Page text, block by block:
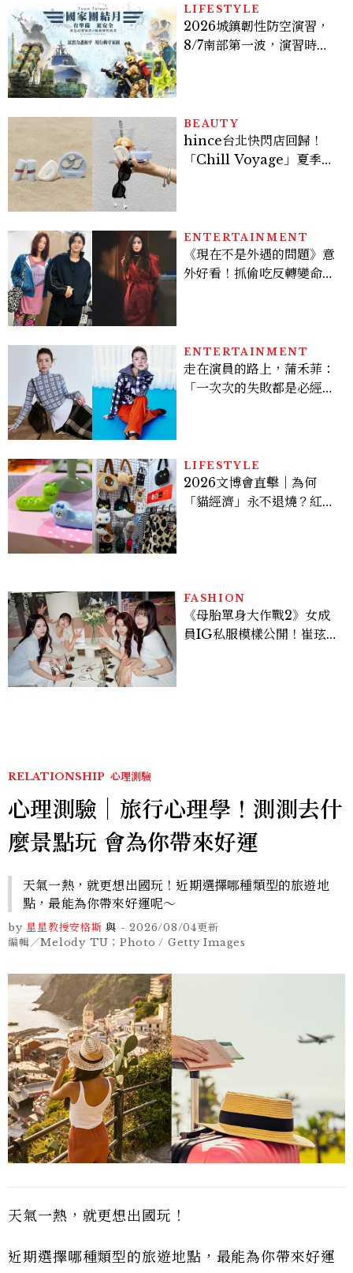
LIFESTYLE
2026城鎮韌性防空演習，
8/7南部第一波，演習時
BEAUTY
hince台北快閃店回歸！
「Chill Voyage」夏季限
ENTERTAINMENT
《現在不是外遇的問題》意
外好看！抓偷吃反轉變命
看點懶人包
ENTERTAINMENT
走在演員的路上，蒲禾菲：
「一次次的失敗都是必經過
LIFESTYLE
2026文博會直擊｜為何
「貓經濟」永不退燒？紅到
FASHION
《母胎單身大作戰2》女成
員IG私服模樣公開！崔玹諝
RELATIONSHIP 心理測驗
心理測驗｜旅行心理學！測測去什
麼景點玩 會為你帶來好運
天氣一熱，就更想出國玩！近期選擇哪種類型的旅遊地
點，最能為你帶來好運呢～
by 星星教授安格斯 與 -2026/08/04更新
編輯／Melody TU；Photo / Getty Images
天氣一熱，就更想出國玩！
近期選擇哪種類型的旅遊地點，最能為你帶來好運